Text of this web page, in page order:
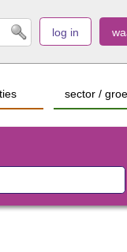
log in
sector /